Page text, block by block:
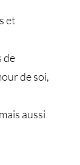
et
de
de soi,
aussi